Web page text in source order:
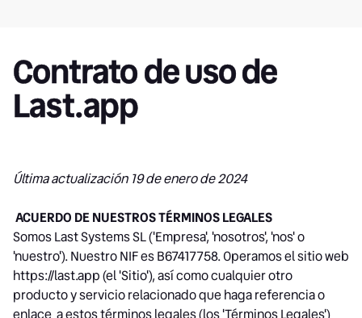
Contrato de uso de
Last.app
Última actualización 19 de enero de 2024
ACUERDO DE NUESTROS TÉRMINOS LEGALES
Somos Last Systems SL ('Empresa', 'nosotros', 'nos' o
'nuestro'). Nuestro NIF es B67417758. Operamos el sitio web
https://last.app (el 'Sitio'), así como cualquier otro
producto y servicio relacionado que haga referencia o